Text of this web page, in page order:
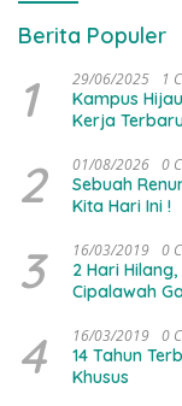
Berita Populer
1 29/06/2025 1
Kampus
Kerja
2 01/08/2026 0
Sebuah
Kita Hari Ini !
3 16/03/2019 0
2 Hari
Cipalawah
4 16/03/2019 0
14 Tahun
Khusus